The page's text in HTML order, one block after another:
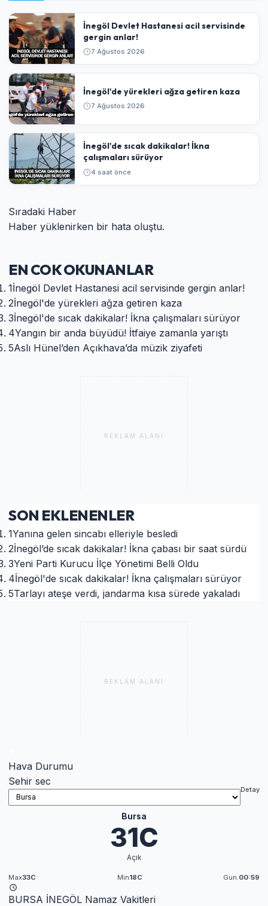
İnegöl Devlet Hastanesi acil servisinde
gergin anlar!
7 Ağustos 2026
İnegöl'de yürekleri ağza getiren kaza
7 Ağustos 2026
İnegöl'de sıcak dakikalar! İkna
çalışmaları sürüyor
4 saat önce
Sıradaki Haber
Haber yüklenirken bir hata oluştu.
EN COK OKUNANLAR
1İnegöl Devlet Hastanesi acil servisinde gergin anlar!
2İnegöl'de yürekleri ağza getiren kaza
3İnegöl'de sıcak dakikalar! İkna çalışmaları sürüyor
4Yangın bir anda büyüdü! İtfaiye zamanla yarıştı
5Aslı Hünel’den Açıkhava’da müzik ziyafeti
REKLAM ALANI
SON EKLENENLER
1Yanına gelen sincabı elleriyle besledi
2İnegöl’de sıcak dakikalar! İkna çabası bir saat sürdü
3Yeni Parti Kurucu İlçe Yönetimi Belli Oldu
4İnegöl'de sıcak dakikalar! İkna çalışmaları sürüyor
5Tarlayı ateşe verdi, jandarma kısa sürede yakaladı
REKLAM ALANI
Hava Durumu
Sehir sec
Detay
Bursa
31C
Açık
Max33C Min18C Gun. 00:59
BURSA İNEGÖL Namaz Vakitleri